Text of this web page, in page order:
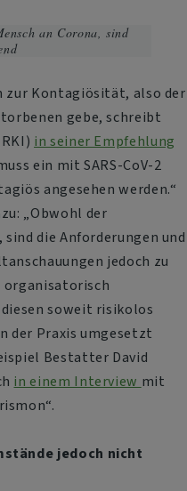
an Corona, sind
zur Kontagiösität, also der
gebe, schreibt
in seiner Empfehlung
ein mit SARS-CoV-2
angesehen werden.“
„Obwohl der
die Anforderungen und
jedoch zu
organisatorisch
soweit risikolos
der Praxis umgesetzt
Bestatter David
in einem Interview mit
jedoch nicht